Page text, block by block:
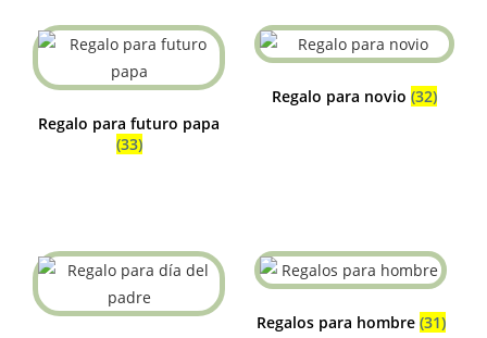
Regalo para futuro papa
(33)
Regalo para novio (32)
Regalos para hombre (31)